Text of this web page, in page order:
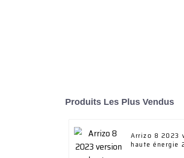
Produits Les Plus Vendus
Arrizo 8 2023
haute énergie